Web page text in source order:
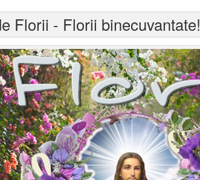
Florii - Florii binecuvantate!